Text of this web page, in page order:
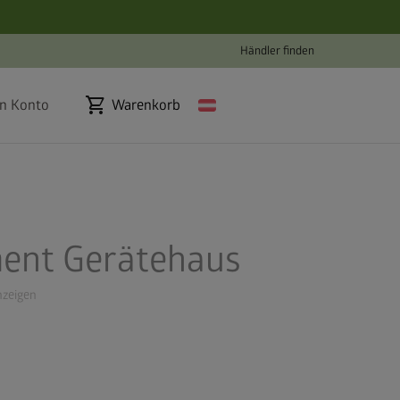
Händler finden
Konto shopping_cart Warenkorb
Gerätehaus